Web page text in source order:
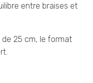
entre braises et
25 cm, le format